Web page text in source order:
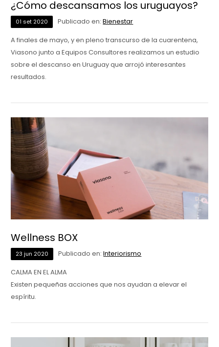
¿Cómo descansamos los uruguayos?
01 set 2020 Publicado en:Bienestar
A finales de mayo, y en pleno transcurso de la cuarentena,
Viasono junto a Equipos Consultores realizamos un estudio
sobre el descanso en Uruguay que arrojó interesantes
resultados.
Wellness BOX
23 jun 2020 Publicado en:Interiorismo
CALMA EN EL ALMA
Existen pequeñas acciones que nos ayudan a elevar el
espíritu.